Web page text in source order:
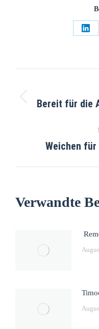
Bereit für die
Weichen
Verwandte